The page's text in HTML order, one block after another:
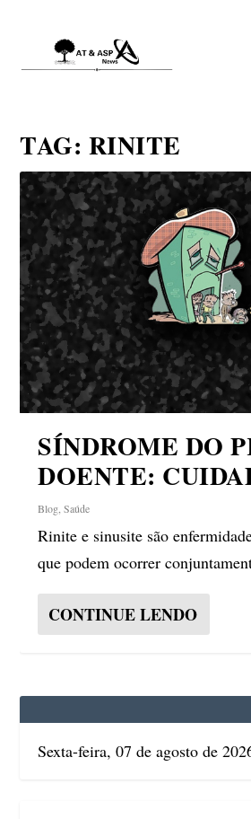
TAG: RINITE
SÍNDROME DO
DOENTE:
Blog ,Saúde
Rinite e sinusite são
que podem ocorrer
CONTINUE LENDO
Sexta-feira, 07 de agosto de